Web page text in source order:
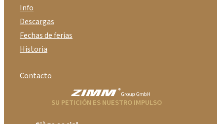
Info
Descargas
Fechas de ferias
Historia
Contacto
SU PETICIÓN ES NUESTRO IMPULSO